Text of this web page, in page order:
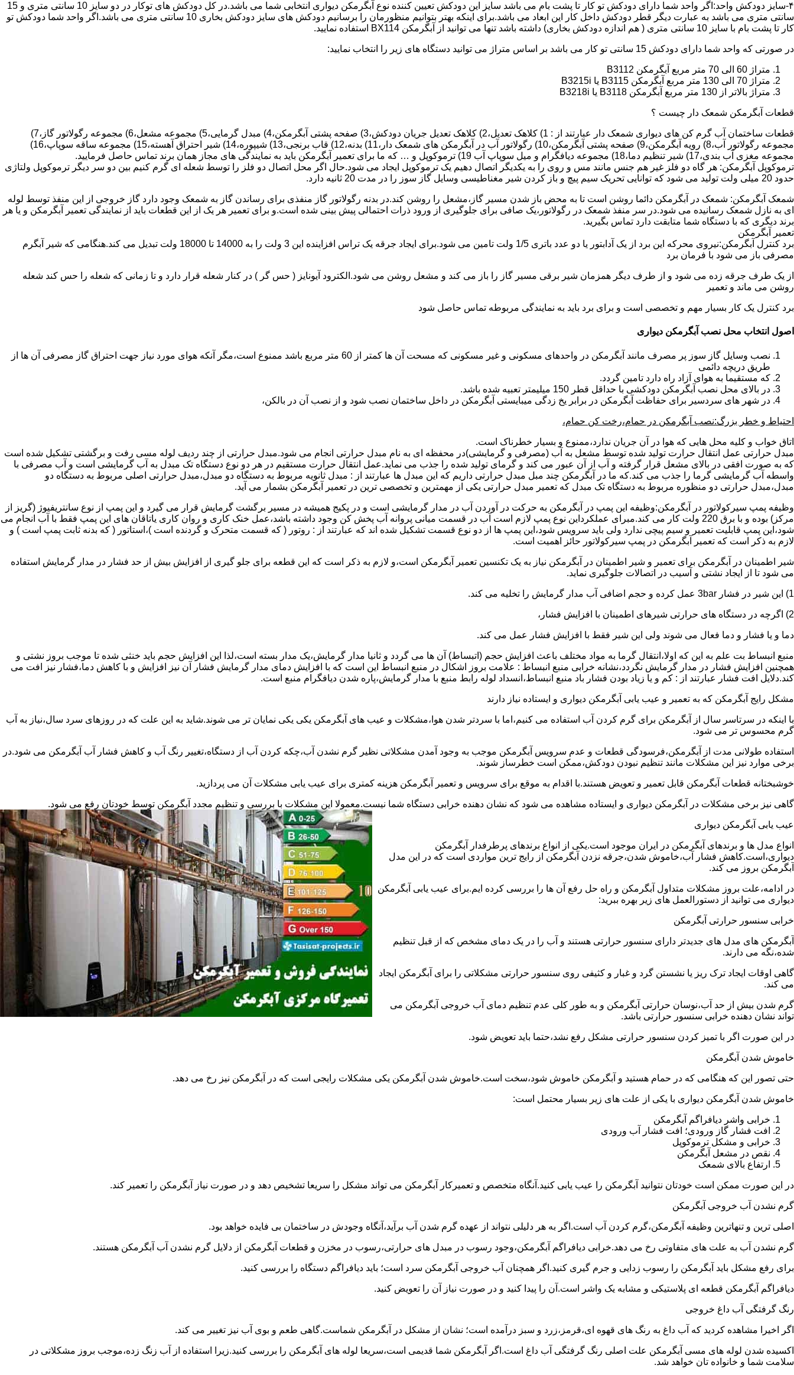
۴-سایز دودکش واحد:اگر واحد شما دارای دودکش تو کار تا پشت بام می باشد سایز این دودکش تعیین کننده نوع آبگرمکن دیواری انتخابی شما می باشد.در کل دودکش های توکار در دو سایز 10 سانتی متری و 15
سانتی متری می باشد به عبارت دیگر قطر دودکش داخل کار این ابعاد می باشد.برای اینکه بهتر بتوانیم منظورمان را برسانیم دودکش های سایز دودکش بخاری 10 سانتی متری می باشد.اگر واحد شما دودکش تو
کار تا پشت بام با سایز 10 سانتی متری ( هم اندازه دودکش بخاری) داشته باشد تنها می توانید از آبگرمکن BX114 استفاده نمایید.
در صورتی که واحد شما دارای دودکش 15 سانتی تو کار می باشد بر اساس متراژ می توانید دستگاه های زیر را انتخاب نمایید:
متراژ 60 الی 70 متر مربع آبگرمکن B3112
متراژ 70 الی 130 متر مربع آبگرمکن B3115 یا B3215i
متراژ بالاتر از 130 متر مربع آبگرمکن B3118 یا B3218i
قطعات آبگرمکن شمعک دار چیست ؟
قطعات ساختمان آب گرم کن های دیواری شمعک دار عبارتند از : 1) کلاهک تعدیل،2) کلاهک تعدیل جریان دودکش،3) صفحه پشتی آبگرمکن،4) مبدل گرمایی،5) مجموعه مشعل،6) مجموعه رگولاتور گاز،7)
مجموعه رگولاتور آب،8) رویه آبگرمکن،9) صفحه پشتی آبگرمکن،10) رگولاتور آب در آبگرمکن های شمعک دار،11) بدنه،12) قاب برنجی،13) شیپوره،14) شیر احتراق آهسته،15) مجموعه ساقه سوپاپ،16)
مجموعه مغزی آب بندی،17) شیر تنظیم دما،18) مجموعه دیافگرام و میل سوپاپ آب 19) ترموکوپل و … که ما برای تعمیر آبگرمکن باید به نمایندگی های مجاز همان برند تماس حاصل فرمایید.
ترموکوپل آبگرمکن: هر گاه دو فلز غیر هم جنس مانند مس و روی را به یکدیگر اتصال دهیم یک ترموکوپل ایجاد می شود.حال اگر محل اتصال دو فلز را توسط شعله ای گرم کنیم بین دو سر دیگر ترموکوپل ولتاژی
حدود 20 میلی ولت تولید می شود که توانایی تحریک سیم پیچ و باز کردن شیر مغناطیسی وسایل گاز سوز را در مدت 20 ثانیه دارد.
شمعک آبگرمکن: شمعک در آبگرمکن دائما روشن است تا به محض باز شدن مسیر گاز،مشعل را روشن کند.در بدنه رگولاتور گاز منفذی برای رساندن گاز به شمعک وجود دارد گاز خروجی از این منفذ توسط لوله
ای به نازل شمعک رسانیده می شود.در سر منفذ شمعک در رگولاتور،یک صافی برای جلوگیری از ورود ذرات احتمالی پیش بینی شده است.و برای تعمیر هر یک از این قطعات باید از نمایندگی تعمیر آبگرمکن و یا هر
برند دیگری که با دستگاه شما متابقت دارد تماس بگیرید.
تعمیر آبگرمکن
برد کنترل آبگرمکن:نیروی محرکه این برد از یک آدابتور یا دو عدد باتری 1/5 ولت تامین می شود.برای ایجاد جرقه یک تراس افزاینده این 3 ولت را به 14000 تا 18000 ولت تبدیل می کند.هنگامی که شیر آبگرم
مصرفی باز می شود با فرمان برد
از یک طرف جرقه زده می شود و از طرف دیگر همزمان شیر برقی مسیر گاز را باز می کند و مشعل روشن می شود.الکترود آیونایز ( حس گر ) در کنار شعله قرار دارد و تا زمانی که شعله را حس کند شعله
روشن می ماند و تعمیر
برد کنترل یک کار بسیار مهم و تخصصی است و برای برد باید به نمایندگی مربوطه تماس حاصل شود
اصول انتخاب محل نصب آبگرمکن دیواری
نصب وسایل گاز سوز پر مصرف مانند آبگرمکن در واحدهای مسکونی و غیر مسکونی که مسحت آن ها کمتر از 60 متر مربع باشد ممنوع است،مگر آنکه هوای مورد نیاز جهت احتراق گاز مصرفی آن ها از
طریق دریچه دائمی
که مستقیما به هوای آزاد راه دارد تامین گردد.
در بالای محل نصب آبگرمکن دودکشی با حداقل قطر 150 میلیمتر تعبیه شده باشد.
در شهر های سردسیر برای حفاظت آبگرمکن در برابر یخ زدگی میبایستی آبگرمکن در داخل ساختمان نصب شود و از نصب آن در بالکن،
احتیاط و خطر بزرگ:نصب آبگرمکن در حمام،رخت کن حمام،
اتاق خواب و کلیه محل هایی که هوا در آن جریان ندارد،ممنوع و بسیار خطرناک است.
مبدل حرارتی عمل انتقال حرارت تولید شده توسط مشعل به آب (مصرفی و گرمایشی)در محفظه ای به نام مبدل حرارتی انجام می شود.مبدل حرارتی از چند ردیف لوله مسی رفت و برگشتی تشکیل شده است
که به صورت افقی در بالای مشعل قرار گرفته و آب از آن عبور می کند و گرمای تولید شده را جذب می نماید.عمل انتقال حرارت مستقیم در هر دو نوع دستگاه تک مبدل به آب گرمایشی است و آب مصرفی با
واسطه آب گرمایشی گرما را جذب می کند.که ما در آبگرمکن چند مبل مبدل حرارتی داریم که این مبدل ها عبارتند از : مبدل ثانویه مربوط به دستگاه دو مبدل،مبدل حرارتی اصلی مربوط به دستگاه دو
مبدل،مبدل حرارتی دو منظوره مربوط به دستگاه تک مبدل که تعمیر مبدل حرارتی یکی از مهمترین و تخصصی ترین در تعمیر آبگرمکن بشمار می آید.
وظیفه پمپ سیرکولاتور در آبگرمکن:وظیفه این پمپ در آبگرمکن به حرکت در آوردن آب در مدار گرمایشی است و در پکیج همیشه در مسیر برگشت گرمایش قرار می گیرد و این پمپ از نوع سانتریفیوژ (گریز از
مرکز) بوده و با برق 220 ولت کار می کند.مبرای عملکرداین نوع پمپ لازم است آب در قسمت میانی پروانه آب پخش کن وجود داشته باشد،عمل خنک کاری و روان کاری یاتاقان های این پمپ فقط با آب انجام می
شود،این پمپ قابلیت تعمیر و سیم پیچی ندارد ولی باید سرویس شود،این پمپ ها از دو نوع قسمت تشکیل شده اند که عبارتند از : روتور ( که قسمت متحرک و گردنده است )،استاتور ( که بدنه ثابت پمپ است ) و
لازم به ذکر است که تعمیر آبگرمکن در پمپ سیرکولاتور حائز اهمیت است.
شیر اطمینان در آبگرمکن برای تعمیر و شیر اطمینان در آبگرمکن نیاز به یک تکنسین تعمیر آبگرمکن است،و لازم به ذکر است که این قطعه برای جلو گیری از افزایش بیش از حد فشار در مدار گرمایش استفاده
می شود تا از ایجاد نشتی و آسیب در اتصالات جلوگیری نماید.
1) این شیر در فشار 3bar عمل کرده و حجم اضافی آب مدار گرمایش را تخلیه می کند.
2) اگرچه در دستگاه های حرارتی شیرهای اطمینان با افزایش فشار،
دما و یا فشار و دما فعال می شوند ولی این شیر فقط با افزایش فشار عمل می کند.
منبع انبساط بت علم به این که اولا،انتقال گرما به مواد مختلف باعث افزایش حجم (اتبساط) آن ها می گردد و ثانیا مدار گرمایش،یک مدار بسته است،لذا این افزایش حجم باید خنثی شده تا موجب بروز نشتی و
همچنین افزایش فشار در مدار گرمایش نگردد،نشانه خرابی منبع انبساط : علامت بروز اشکال در منبع انبساط این است که با افزایش دمای مدار گرمایش فشار آن نیز افزایش و با کاهش دما،فشار نیز افت می
کند.دلایل افت فشار عبارتند از : کم و یا زیاد بودن فشار باد منبع انبساط،انسداد لوله رابط منبع با مدار گرمایش،پاره شدن دیافگرام منبع است.
مشکل رایج آبگرمکن که به تعمیر و عیب یابی آبگرمکن دیواری و ایستاده نیاز دارند
با اینکه در سرتاسر سال از آبگرمکن برای گرم کردن آب استفاده می کنیم،اما با سردتر شدن هوا،مشکلات و عیب های آبگرمکن یکی یکی نمایان تر می شوند.شاید به این علت که در روزهای سرد سال،نیاز به آب
گرم محسوس تر می شود.
استفاده طولانی مدت از آبگرمکن،فرسودگی قطعات و عدم سرویس آبگرمکن موجب به وجود آمدن مشکلاتی نظیر گرم نشدن آب،چکه کردن آب از دستگاه،تغییر رنگ آب و کاهش فشار آب آبگرمکن می شود.در
برخی موارد نیز این مشکلات مانند تنظیم نبودن دودکش،ممکن است خطرساز شوند.
خوشبختانه قطعات آبگرمکن قابل تعمیر و تعویض هستند.با اقدام به موقع برای سرویس و تعمیر آبگرمکن هزینه کمتری برای عیب یابی مشکلات آن می پردازید.
گاهی نیز برخی مشکلات در آبگرمکن دیواری و ایستاده مشاهده می شود که نشان دهنده خرابی دستگاه شما نیست.معمولا این مشکلات با بررسی و تنظیم مجدد آبگرمکن توسط خودتان رفع می شود.
عیب یابی آبگرمکن دیواری
انواع مدل ها و برندهای آبگرمکن در ایران موجود است.یکی از انواع برندهای پرطرفدار آبگرمکن
دیواری،است.کاهش فشار آب،خاموش شدن،جرقه نزدن آبگرمکن از رایج ترین مواردی است که در این مدل
آبگرمکن بروز می کند.
در ادامه،علت بروز مشکلات متداول آبگرمکن و راه حل رفع آن ها را بررسی کرده ایم.برای عیب یابی آبگرمکن
دیواری می توانید از دستورالعمل های زیر بهره ببرید:
خرابی سنسور حرارتی آبگرمکن
آبگرمکن های مدل های جدیدتر دارای سنسور حرارتی هستند و آب را در یک دمای مشخص که از قبل تنظیم
شده،نگه می دارند.
گاهی اوقات ایجاد ترک ریز یا نشستن گرد و غبار و کثیفی روی سنسور حرارتی مشکلاتی را برای آبگرمکن ایجاد
می کند.
گرم شدن بیش از حد آب،نوسان حرارتی آبگرمکن و به طور کلی عدم تنظیم دمای آب خروجی آبگرمکن می
تواند نشان دهنده خرابی سنسور حرارتی باشد.
در این صورت اگر با تمیز کردن سنسور حرارتی مشکل رفع نشد،حتما باید تعویض شود.
خاموش شدن آبگرمکن
حتی تصور این که هنگامی که در حمام هستید و آبگرمکن خاموش شود،سخت است.خاموش شدن آبگرمکن یکی مشکلات رایجی است که در آبگرمکن نیز رخ می دهد.
خاموش شدن آبگرمکن دیواری با یکی از علت های زیر بسیار محتمل است:
خرابی واشر دیافراگم آبگرمکن
افت فشار گاز ورودی؛ افت فشار آب ورودی
خرابی و مشکل ترموکوپل
نقص در مشعل آبگرمکن
ارتفاع بالای شمعک
در این صورت ممکن است خودتان نتوانید آبگرمکن را عیب یابی کنید.آنگاه متخصص و تعمیرکار آبگرمکن می تواند مشکل را سریعا تشخیص دهد و در صورت نیاز آبگرمکن را تعمیر کند.
گرم نشدن آب خروجی آبگرمکن
اصلی ترین و تنهاترین وظیفه آبگرمکن،گرم کردن آب است.اگر به هر دلیلی نتواند از عهده گرم شدن آب برآید،آنگاه وجودش در ساختمان بی فایده خواهد بود.
گرم نشدن آب به علت های متفاوتی رخ می دهد.خرابی دیافراگم آبگرمکن،وجود رسوب در مبدل های حرارتی،رسوب در مخزن و قطعات آبگرمکن از دلایل گرم نشدن آب آبگرمکن هستند.
برای رفع مشکل باید آبگرمکن را رسوب زدایی و جرم گیری کنید.اگر همچنان آب خروجی آبگرمکن سرد است؛ باید دیافراگم دستگاه را بررسی کنید.
دیافراگم آبگرمکن قطعه ای پلاستیکی و مشابه یک واشر است.آن را پیدا کنید و در صورت نیاز آن را تعویض کنید.
رنگ گرفتگی آب داغ خروجی
اگر اخیرا مشاهده کردید که آب داغ به رنگ های قهوه ای،قرمز،زرد و سبز درآمده است؛ نشان از مشکل در آبگرمکن شماست.گاهی طعم و بوی آب نیز تغییر می کند.
اکسیده شدن لوله های مسی آبگرمکن علت اصلی رنگ گرفتگی آب داغ است.اگر آبگرمکن شما قدیمی است،سریعا لوله های آبگرمکن را بررسی کنید.زیرا استفاده از آب زنگ زده،موجب بروز مشکلاتی در
سلامت شما و خانواده تان خواهد شد.